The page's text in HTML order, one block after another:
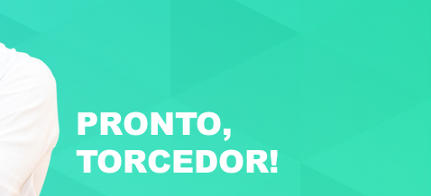
PRONTO,
TORCEDOR!